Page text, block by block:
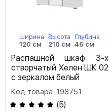
Ширина
120 см
Высота
210 см
Глубина
46 см
Распашной шкаф 3-х
створчатый Хелен ШК 02
с зеркалом белый
Код товара: 198751
(5)